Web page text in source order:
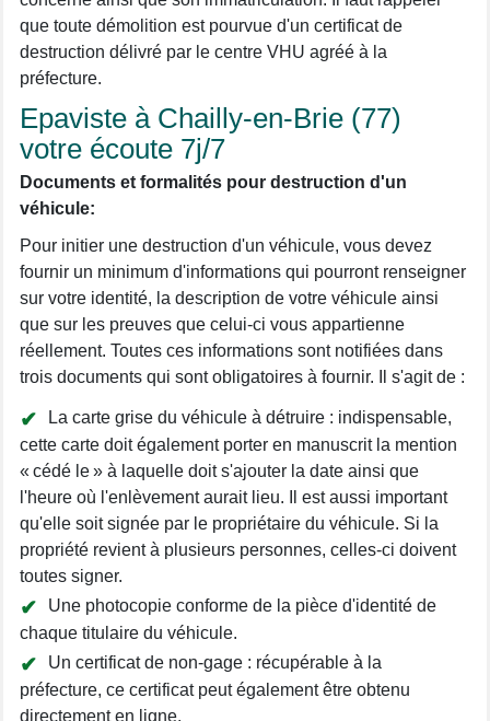
que toute démolition est pourvue d'un certificat de
destruction délivré par le centre VHU agréé à la
préfecture.
Epaviste à Chailly-en-Brie (77)
votre écoute 7j/7
Documents et formalités pour destruction d'un
véhicule:
Pour initier une destruction d'un véhicule, vous devez
fournir un minimum d'informations qui pourront renseigner
sur votre identité, la description de votre véhicule ainsi
que sur les preuves que celui-ci vous appartienne
réellement. Toutes ces informations sont notifiées dans
trois documents qui sont obligatoires à fournir. Il s'agit de :
La carte grise du véhicule à détruire : indispensable,
cette carte doit également porter en manuscrit la mention
« cédé le » à laquelle doit s'ajouter la date ainsi que
l'heure où l'enlèvement aurait lieu. Il est aussi important
qu'elle soit signée par le propriétaire du véhicule. Si la
propriété revient à plusieurs personnes, celles-ci doivent
toutes signer.
Une photocopie conforme de la pièce d'identité de
chaque titulaire du véhicule.
Un certificat de non-gage : récupérable à la
préfecture, ce certificat peut également être obtenu
directement en ligne.